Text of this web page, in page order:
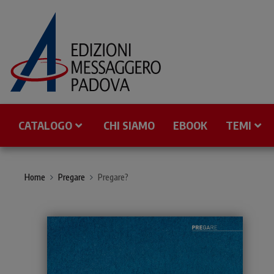
CATALOGO CHI SIAMO EBOOK TEMI
Home Pregare Pregare?